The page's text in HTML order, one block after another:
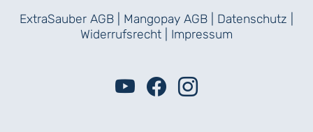
ExtraSauber AGB Mangopay AGB Datenschutz
Widerrufsrecht
Impressum